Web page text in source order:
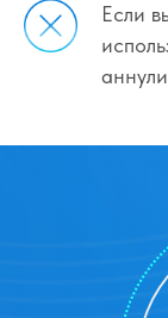
Если